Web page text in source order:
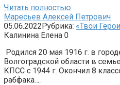
Читать полностью
Маресьев Алексей Петрович
05.06.2022Рубрика: «Твои
Калинина Елена 0
Родился 20 мая 1916 г. в
Волгоград­ской области в
КПСС с 1944 г. Окончил 8
рабфака….